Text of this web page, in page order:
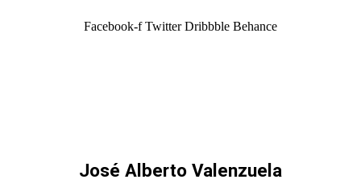
Facebook-f Twitter Dribbble Behance
José Alberto Valenzuela